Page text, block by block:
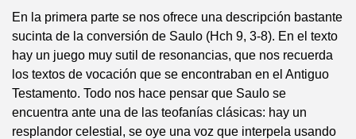
En la primera parte se nos ofrece una descripción bastante
sucinta de la conversión de Saulo (Hch 9, 3-8). En el texto
hay un juego muy sutil de resonancias, que nos recuerda
los textos de vocación que se encontraban en el Antiguo
Testamento. Todo nos hace pensar que Saulo se
encuentra ante una de las teofanías clásicas: hay un
resplandor celestial, se oye una voz que interpela usando